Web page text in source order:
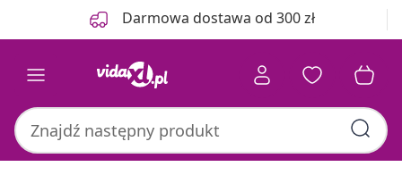
Darmowa dostawa od 300 zł